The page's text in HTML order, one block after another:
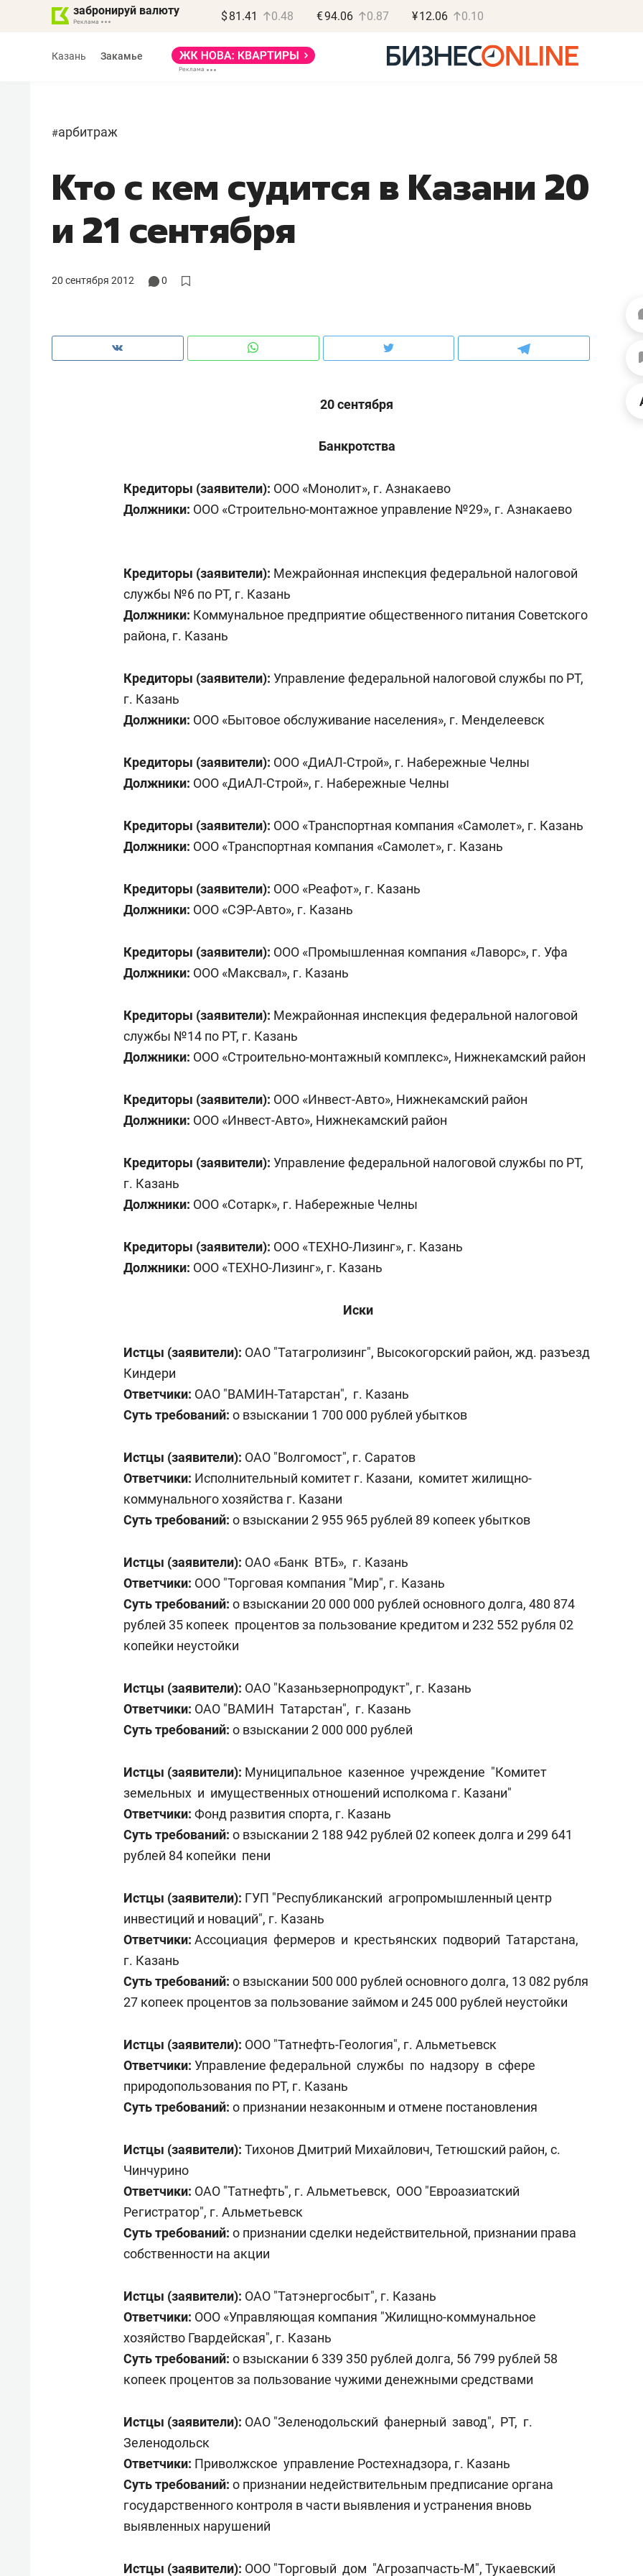
забронируй валюту $ 81.41 0.48 €94.06 0.87 ¥12.06 0.10
Казань Закамье
#арбитраж
Кто с кем судится в Казани 20
и 21 сентября
20 сентября 2012 0
20 сентября
Банкротства
Кредиторы (заявители): ООО «Монолит», г. Азнакаево
Должники: ООО «Строительно-монтажное управление №29», г. Азнакаево
Кредиторы (заявители): Межрайонная инспекция федеральной налоговой
службы №6 по РТ, г. Казань
Должники: Коммунальное предприятие общественного питания Советского
района, г. Казань
Кредиторы (заявители): Управление федеральной налоговой службы по РТ,
г. Казань
Должники: ООО «Бытовое обслуживание населения», г. Менделеевск
Кредиторы (заявители): ООО «ДиАЛ-Строй», г. Набережные Челны
Должники: ООО «ДиАЛ-Строй», г. Набережные Челны
Кредиторы (заявители): ООО «Транспортная компания «Самолет», г. Казань
Должники: ООО «Транспортная компания «Самолет», г. Казань
Кредиторы (заявители): ООО «Реафот», г. Казань
Должники: ООО «СЭР-Авто», г. Казань
Кредиторы (заявители): ООО «Промышленная компания «Лаворс», г. Уфа
Должники: ООО «Максвал», г. Казань
Кредиторы (заявители): Межрайонная инспекция федеральной налоговой
службы №14 по РТ, г. Казань
Должники: ООО «Строительно-монтажный комплекс», Нижнекамский район
Кредиторы (заявители): ООО «Инвест-Авто», Нижнекамский район
Должники: ООО «Инвест-Авто», Нижнекамский район
Кредиторы (заявители): Управление федеральной налоговой службы по РТ,
г. Казань
Должники: ООО «Сотарк», г. Набережные Челны
Кредиторы (заявители): ООО «ТЕХНО-Лизинг», г. Казань
Должники: ООО «ТЕХНО-Лизинг», г. Казань
Иски
Истцы (заявители): ОАО "Татагролизинг", Высокогорский район, жд. разъезд
Киндери
Ответчики: ОАО "ВАМИН-Татарстан", г. Казань
Суть требований: о взыскании 1 700 000 рублей убытков
Истцы (заявители): ОАО "Волгомост", г. Саратов
Ответчики: Исполнительный комитет г. Казани, комитет жилищно-
коммунального хозяйства г. Казани
Суть требований: о взыскании 2 955 965 рублей 89 копеек убытков
Истцы (заявители): ОАО «Банк ВТБ», г. Казань
Ответчики: ООО "Торговая компания "Мир", г. Казань
Суть требований: о взыскании 20 000 000 рублей основного долга, 480 874
рублей 35 копеек процентов за пользование кредитом и 232 552 рубля 02
копейки неустойки
Истцы (заявители): ОАО "Казаньзернопродукт", г. Казань
Ответчики: ОАО "ВАМИН Татарстан", г. Казань
Суть требований: о взыскании 2 000 000 рублей
Истцы (заявители): Муниципальное казенное учреждение "Комитет
земельных и имущественных отношений исполкома г. Казани"
Ответчики: Фонд развития спорта, г. Казань
Суть требований: о взыскании 2 188 942 рублей 02 копеек долга и 299 641
рублей 84 копейки пени
Истцы (заявители): ГУП "Республиканский агропромышленный центр
инвестиций и новаций", г. Казань
Ответчики: Ассоциация фермеров и крестьянских подворий Татарстана,
г. Казань
Суть требований: о взыскании 500 000 рублей основного долга, 13 082 рубля
27 копеек процентов за пользование займом и 245 000 рублей неустойки
Истцы (заявители): ООО "Татнефть-Геология", г. Альметьевск
Ответчики: Управление федеральной службы по надзору в сфере
природопользования по РТ, г. Казань
Суть требований: о признании незаконным и отмене постановления
Истцы (заявители): Тихонов Дмитрий Михайлович, Тетюшский район, с.
Чинчурино
Ответчики: ОАО "Татнефть", г. Альметьевск, ООО "Евроазиатский
Регистратор", г. Альметьевск
Суть требований: о признании сделки недействительной, признании права
собственности на акции
Истцы (заявители): ОАО "Татэнергосбыт", г. Казань
Ответчики: ООО «Управляющая компания "Жилищно-коммунальное
хозяйство Гвардейская", г. Казань
Суть требований: о взыскании 6 339 350 рублей долга, 56 799 рублей 58
копеек процентов за пользование чужими денежными средствами
Истцы (заявители): ОАО "Зеленодольский фанерный завод", РТ, г.
Зеленодольск
Ответчики: Приволжское управление Ростехнадзора, г. Казань
Суть требований: о признании недействительным предписание органа
государственного контроля в части выявления и устранения вновь
выявленных нарушений
Истцы (заявители): ООО "Торговый дом "Агрозапчасть-М", Тукаевский
Василь Мазитов
МАРТ
«Не зная местных
потерять минимум
рынки, почему надо знать аксакалов и
чем интересен Оман?
Роман Ободец
«Готовые решения»
о трехкратном росте цен, дотошных
клиентах и чудных запросах мастеров
Наследница бизнеса по
школьной формы о
налогах и развитии без
Рекомендуем
Оставить шум за волной: как
строят тишину в казанском
ЖК «Заря»
Рекомендуем
Психотерапевт «Фороса»:
«Директорский невроз» –
Наседкина: «Ремонт